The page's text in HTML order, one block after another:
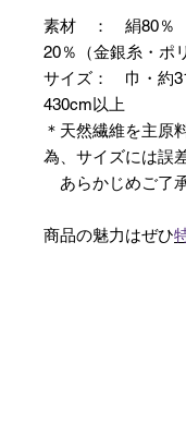
素材 ： 絹80％
20％（金銀糸・ポ
サイズ： 巾・約
430cm以上
＊天然繊維を主原
為、サイズには誤
あらかじめご了
商品の魅力はぜひ